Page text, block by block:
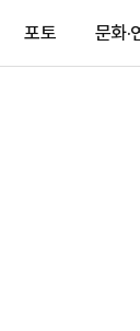
포토 문화·